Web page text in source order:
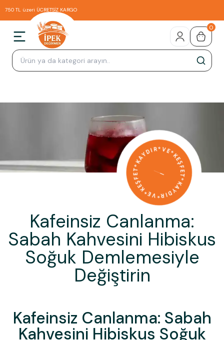
750 TL üzeri ÜCRETSİZ KARGO
0
Kafeinsiz Canlanma:
Sabah Kahvesini Hibiskus
Soğuk Demlemesiyle
Değiştirin
Kafeinsiz Canlanma: Sabah
Kahvesini Hibiskus Soğuk